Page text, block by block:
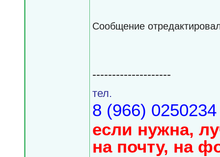
Сообщение
--------------------
тел.
8 (966) 0250234
если нужна,
на почту, на